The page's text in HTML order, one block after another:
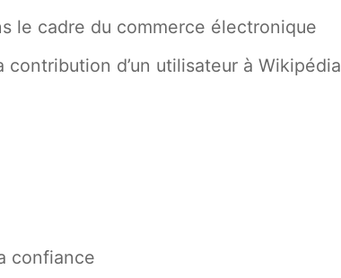
le cadre du commerce électronique
d’un utilisateur à Wikipédia
confiance